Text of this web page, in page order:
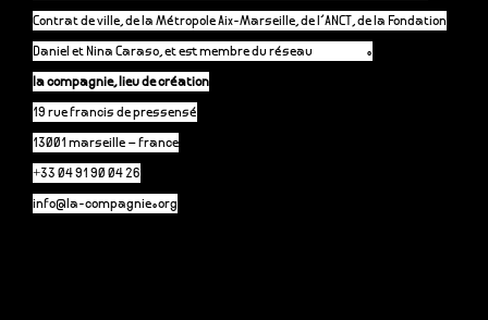
Contrat de ville, de la Métropole Aix-Marseille, de l’ANCT, de la Fondation
Daniel et Nina Caraso, et est membre du réseau .
la compagnie, lieu de création
19 rue francis de pressensé
13001 marseille – france
+33 04 91 90 04 26
info@la-compagnie.org